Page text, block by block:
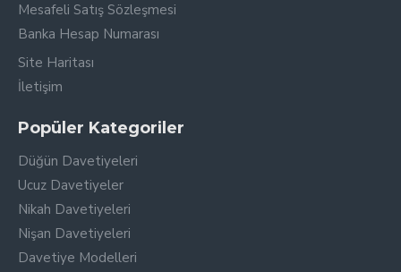
Mesafeli Satış Sözleşmesi
Banka Hesap Numarası
Site Haritası
İletişim
Popüler Kategoriler
Düğün Davetiyeleri
Ucuz Davetiyeler
Nikah Davetiyeleri
Nişan Davetiyeleri
Davetiye Modelleri